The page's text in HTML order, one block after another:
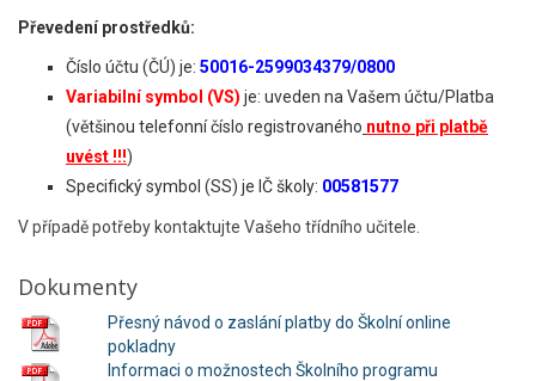
Převedení prostředků:
Číslo účtu (ČÚ) je: 50016-2599034379/0800
Variabilní symbol (VS) je: uveden na Vašem účtu/Platba
(většinou telefonní číslo registrovaného nutno při platbě
uvést !!!)
Specifický symbol (SS) je IČ školy: 00581577
V případě potřeby kontaktujte Vašeho třídního učitele.
Dokumenty
Přesný návod o zaslání platby do Školní online
pokladny
Informaci o možnostech Školního programu